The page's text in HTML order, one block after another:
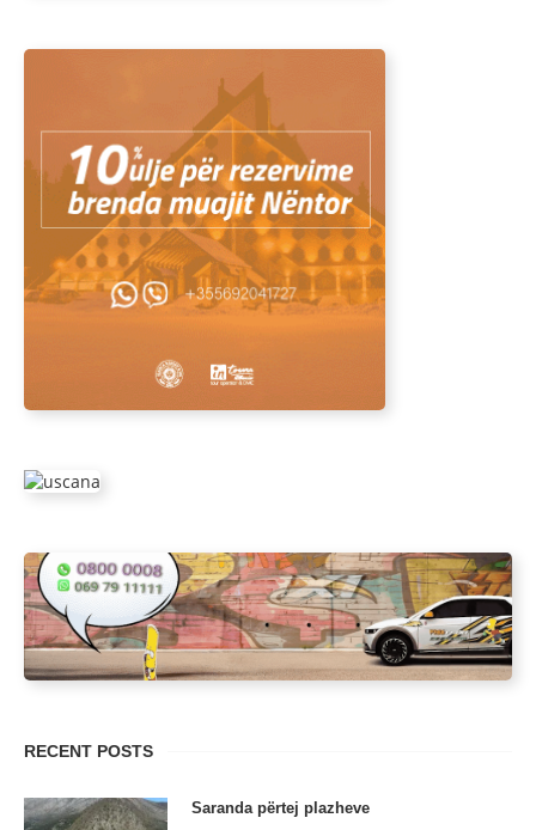
RECENT POSTS
Saranda përtej plazheve